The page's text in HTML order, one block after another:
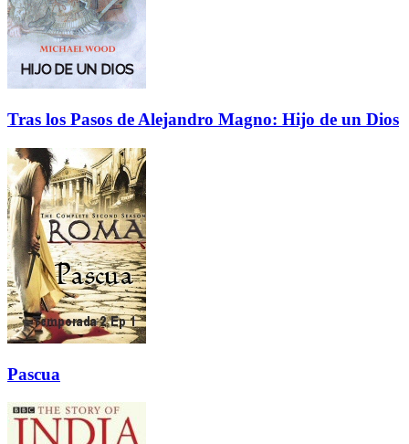
Tras los Pasos de Alejandro Magno: Hijo de un Dios
Pascua